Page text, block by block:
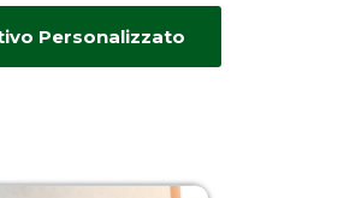
Personalizzato